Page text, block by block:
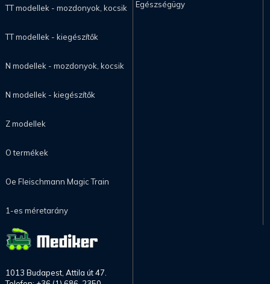
TT modellek - mozdonyok, kocsik
TT modellek - kiegészítők
N modellek - mozdonyok, kocsik
N modellek - kiegészítők
Z modellek
O termékek
Oe Fleischmann Magic Train
1-es méretarány
Egészségügy
1013 Budapest, Attila út 47.